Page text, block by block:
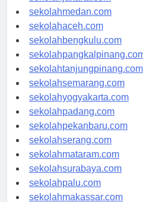
sekolahjakarta.com
sekolahmedan.com
sekolahaceh.com
sekolahbengkulu.com
sekolahpangkalpinang.com
sekolahtanjungpinang.com
sekolahsemarang.com
sekolahyogyakarta.com
sekolahpadang.com
sekolahpekanbaru.com
sekolahserang.com
sekolahmataram.com
sekolahsurabaya.com
sekolahpalu.com